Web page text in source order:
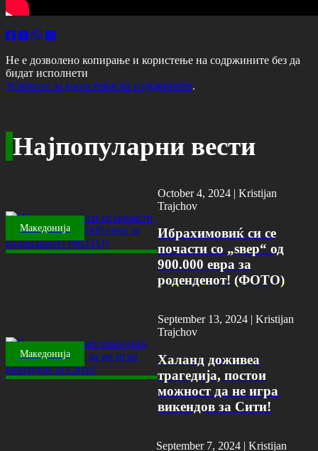
Не е дозволено копирање и користење на содржините без да
бидат исполнети
Условите за користење на содржините.
Најпопуларни вести
Македонија
October 4, 2024 |Kristijan
Trajchov
Ибрахимовиќ си се
почасти со „ѕвер“ од
900.000 евра за
роденденот! (ФОТО)
Македонија
September 13, 2024 |Kristijan
Trajchov
Халанд доживеа
трагедија, постои
можност да не игра
викендов за Сити!
September 7, 2024 | Kristijan